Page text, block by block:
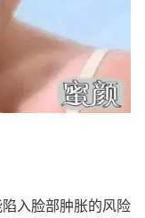
入脸部肿胀的风险